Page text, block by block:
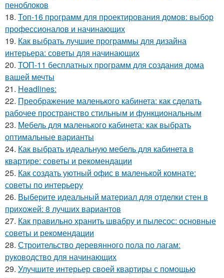
пеноблоков
18. Топ-16 программ для проектирования домов: выбор
профессионалов и начинающих
19. Как выбрать лучшие программы для дизайна
интерьера: советы для начинающих
20. ТОП-11 бесплатных программ для создания дома
вашей мечты
21. Headlines:
22. Преображение маленького кабинета: как сделать
рабочее пространство стильным и функциональным
23. Мебель для маленького кабинета: как выбрать
оптимальные варианты
24. Как выбрать идеальную мебель для кабинета в
квартире: советы и рекомендации
25. Как создать уютный офис в маленькой комнате:
советы по интерьеру
26. Выберите идеальный материал для отделки стен в
прихожей: 8 лучших вариантов
27. Как правильно хранить швабру и пылесос: основные
советы и рекомендации
28. Строительство деревянного пола по лагам:
руководство для начинающих
29. Улучшите интерьер своей квартиры с помощью